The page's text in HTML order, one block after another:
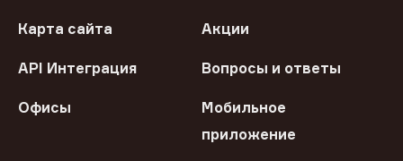
Карта сайта Акции
API Интеграция Вопросы и ответы
Офисы
Мобильное
приложение